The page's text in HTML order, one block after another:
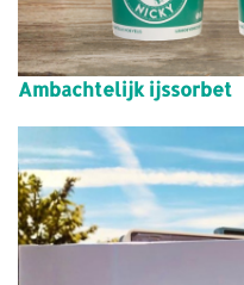
Ambachtelijk ijssorbet